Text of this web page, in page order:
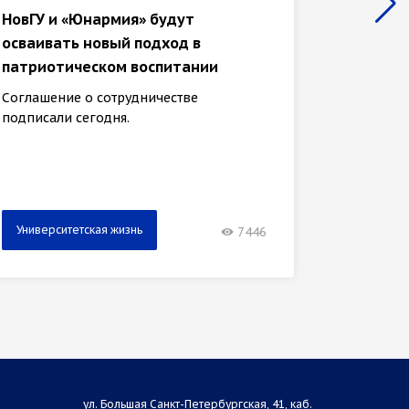
НовГУ и «Юнармия» будут
осваивать новый подход в
патриотическом воспитании
Соглашение о сотрудничестве
подписали сегодня.
Университетская жизнь 7446
ул. Большая Санкт-Петербургская, 41, каб.